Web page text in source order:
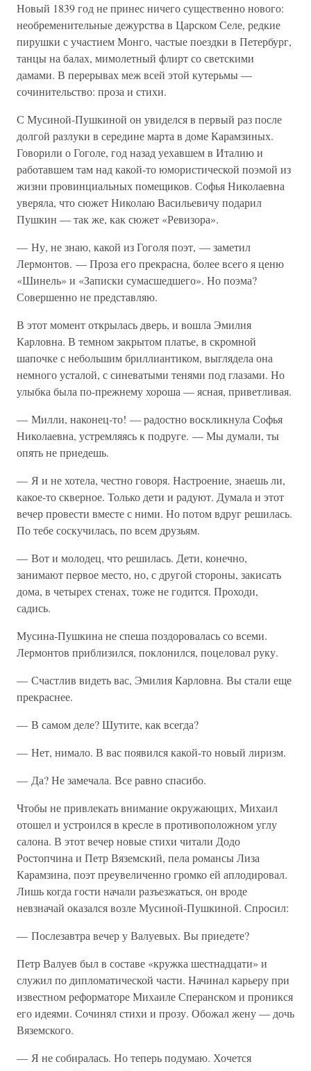
Новый 1839 год не принес ничего существенно нового:
необременительные дежурства в Царском Селе, редкие
пирушки с участием Монго, частые поездки в Петербург,
танцы на балах, мимолетный флирт со светскими
дамами. В перерывах меж всей этой кутерьмы —
сочинительство: проза и стихи.
С Мусиной-Пушкиной он увиделся в первый раз после
долгой разлуки в середине марта в доме Карамзиных.
Говорили о Гоголе, год назад уехавшем в Италию и
работавшем там над какой-то юмористической поэмой из
жизни провинциальных помещиков. Софья Николаевна
уверяла, что сюжет Николаю Васильевичу подарил
Пушкин — так же, как сюжет «Ревизора».
— Ну, не знаю, какой из Гоголя поэт, — заметил
Лермонтов. — Проза его прекрасна, более всего я ценю
«Шинель» и «Записки сумасшедшего». Но поэма?
Совершенно не представляю.
В этот момент открылась дверь, и вошла Эмилия
Карловна. В темном закрытом платье, в скромной
шапочке с небольшим бриллиантиком, выглядела она
немного усталой, с синеватыми тенями под глазами. Но
улыбка была по-прежнему хороша — ясная, приветливая.
— Милли, наконец-то! — радостно воскликнула Софья
Николаевна, устремляясь к подруге. — Мы думали, ты
опять не приедешь.
— Я и не хотела, честно говоря. Настроение, знаешь ли,
какое-то скверное. Только дети и радуют. Думала и этот
вечер провести вместе с ними. Но потом вдруг решилась.
По тебе соскучилась, по всем друзьям.
— Вот и молодец, что решилась. Дети, конечно,
занимают первое место, но, с другой стороны, закисать
дома, в четырех стенах, тоже не годится. Проходи,
садись.
Мусина-Пушкина не спеша поздоровалась со всеми.
Лермонтов приблизился, поклонился, поцеловал руку.
— Счастлив видеть вас, Эмилия Карловна. Вы стали еще
прекраснее.
— В самом деле? Шутите, как всегда?
— Нет, нимало. В вас появился какой-то новый лиризм.
— Да? Не замечала. Все равно спасибо.
Чтобы не привлекать внимание окружающих, Михаил
отошел и устроился в кресле в противоположном углу
салона. В этот вечер новые стихи читали Додо
Ростопчина и Петр Вяземский, пела романсы Лиза
Карамзина, поэт преувеличенно громко ей аплодировал.
Лишь когда гости начали разъезжаться, он вроде
невзначай оказался возле Мусиной-Пушкиной. Спросил:
— Послезавтра вечер у Валуевых. Вы приедете?
Петр Валуев был в составе «кружка шестнадцати» и
служил по дипломатической части. Начинал карьеру при
известном реформаторе Михаиле Сперанском и проникся
его идеями. Сочинял стихи и прозу. Обожал жену — дочь
Вяземского.
— Я не собиралась. Но теперь подумаю. Хочется